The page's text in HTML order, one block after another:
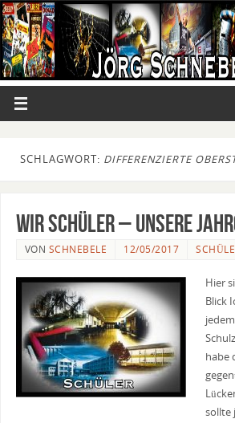
SCHLAGWORT: DIFFERENZIERTE
Wir Schüler – Unsere
VON SCHNEBELE 12/05/2017
Hier
Blick
habe
sollte